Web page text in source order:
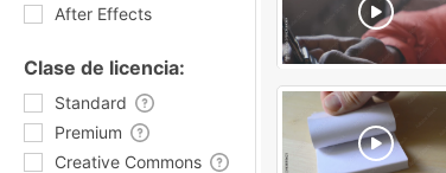
After Effects
Clase de licencia:
Standard
Premium
Creative Commons